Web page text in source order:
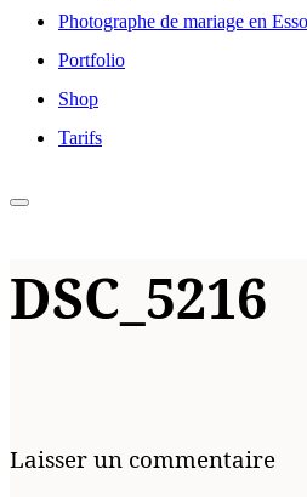
Photographe de mariage en
Portfolio
Shop
Tarifs
colonne
navigation
DSC_5216
Laisser un commentaire